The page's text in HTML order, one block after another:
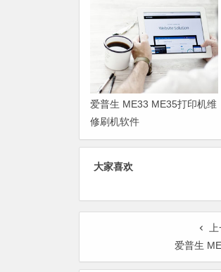
爱普生 ME33 ME35打印机维
修刷机软件
大家喜欢
爱普生